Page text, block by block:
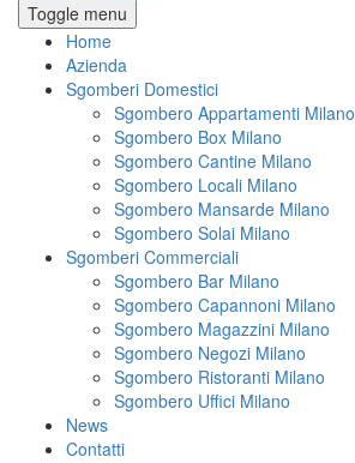
Toggle menu
Home
Azienda
Sgomberi Domestici
Sgombero Appartamenti Milano
Sgombero Box Milano
Sgombero Cantine Milano
Sgombero Locali Milano
Sgombero Mansarde Milano
Sgombero Solai Milano
Sgomberi Commerciali
Sgombero Bar Milano
Sgombero Capannoni Milano
Sgombero Magazzini Milano
Sgombero Negozi Milano
Sgombero Ristoranti Milano
Sgombero Uffici Milano
News
Contatti